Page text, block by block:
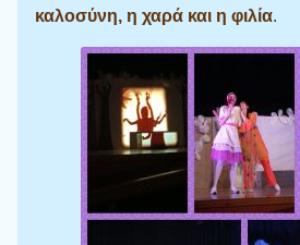
καλοσύνη, η χαρά και η φιλία.